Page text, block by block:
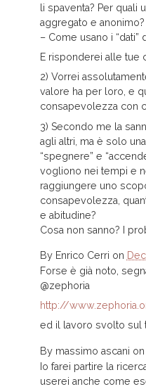
li spaventa? Per quali
aggregato e anonimo?
– Come usano i “dati”
E risponderei alle tue
2) Vorrei
valore ha per loro, e
consapevolezza con
3) Secondo me la
agli altri, ma è solo
“spegnere” e
vogliono nei tempi e
raggiungere uno
consapevolezza,
e abitudine?
Cosa non sanno? I
By Enrico Cerri on
Forse è già noto,
@zephoria
http://
ed il lavoro svolto sul
By massimo ascani on
Io farei partire la
userei anche come